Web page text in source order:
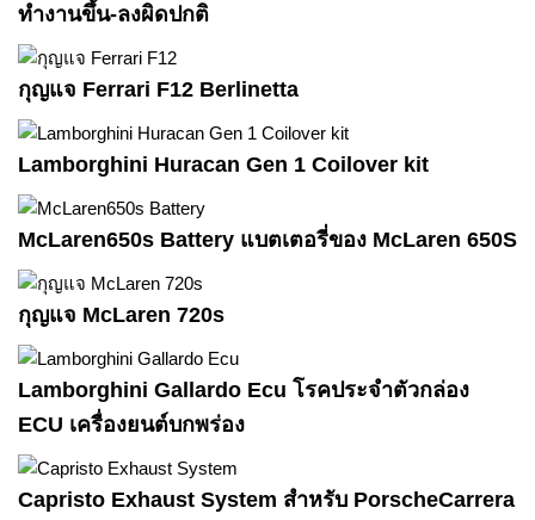
ทำงานขึ้น-ลงผิดปกติ
กุญแจ Ferrari F12 Berlinetta
Lamborghini Huracan Gen 1 Coilover kit
McLaren650s Battery แบตเตอรี่ของ McLaren 650S
กุญแจ McLaren 720s
Lamborghini Gallardo Ecu โรคประจำตัวกล่อง
ECU เครื่องยนต์บกพร่อง
Capristo Exhaust System สำหรับ PorscheCarrera